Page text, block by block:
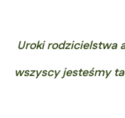
Uroki rodzicielstwa
wszyscy jesteśmy